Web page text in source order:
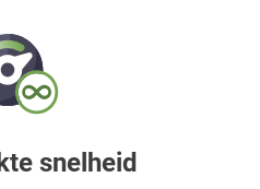
snelheid